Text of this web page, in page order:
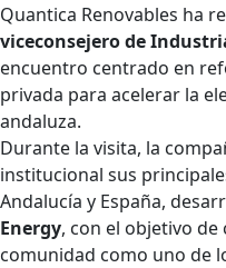
Quantica Renovables ha
viceconsejero de
encuentro centrado en
privada para acelerar la
andaluza.
Durante la visita, la
institucional sus
Andalucía y España,
Energy, con el objetivo
comunidad como uno de